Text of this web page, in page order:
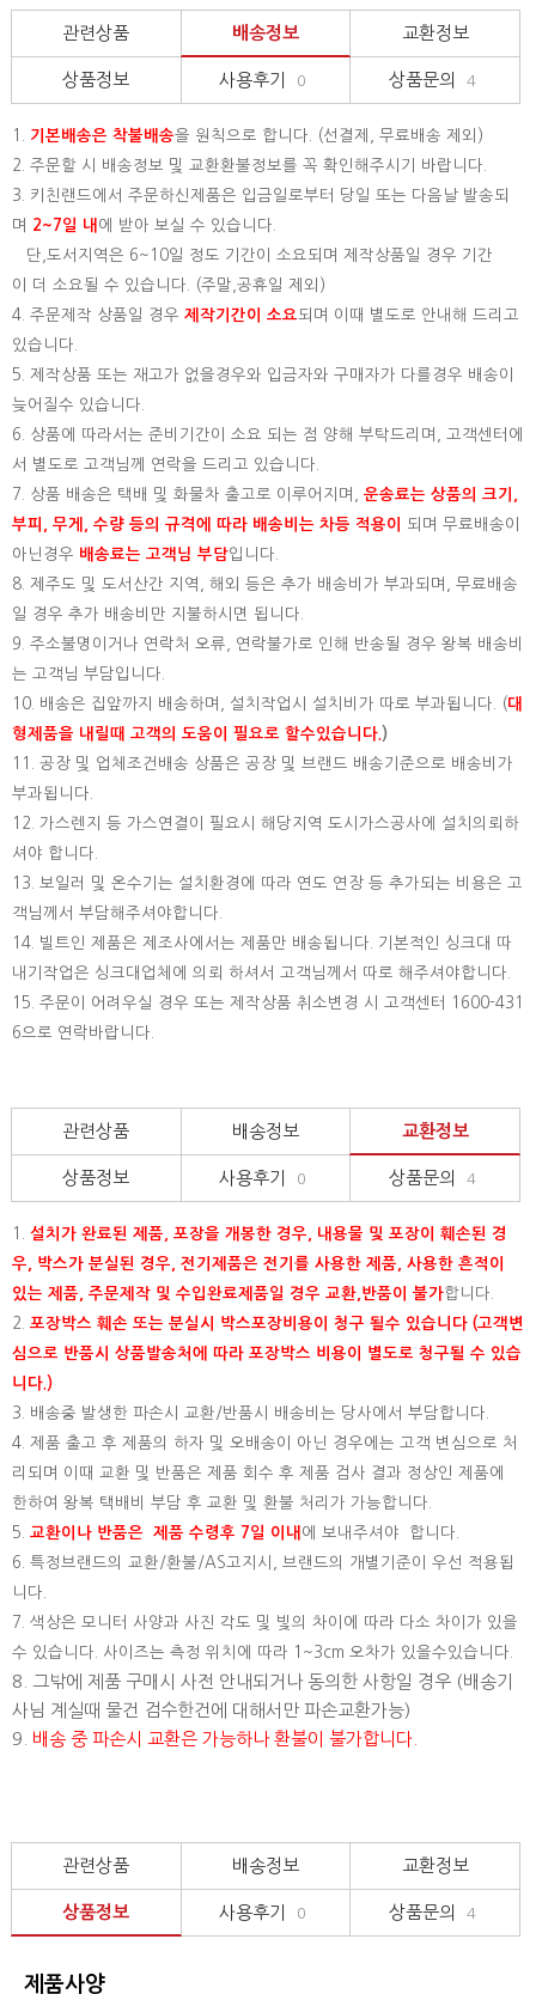
관련상품 배송정보 교환정보
상품정보 사용후기 0 상품문의 4
1. 기본배송은 착불배송을 원칙으로 합니다. (선결제, 무료배송 제외)
2. 주문할 시 배송정보 및 교환환불정보를 꼭 확인해주시기 바랍니다.
3. 키친랜드에서 주문하신제품은 입금일로부터 당일 또는 다음날 발송되
며
2~7일 내 에 받아 보실 수 있습니다.
단,도서지역은 6~10일 정도 기간이 소요되며 제작상품일 경우 기간
이 더 소요될 수 있습니다. (주말,공휴일 제외)
4. 주문제작 상품일 경우 제작기간이 소요되며 이때 별도로 안내해 드리고
있습니다.
5. 제작상품 또는 재고가 없을경우와 입금자와 구매자가 다를경우 배송이
늦어질수 있습니다.
6. 상품에 따라서는 준비기간이 소요 되는 점 양해 부탁드리며, 고객센터에
서 별도로 고객님께 연락을 드리고 있습니다.
7. 상품 배송은 택배 및 화물차 출고로 이루어지며, 운송료는 상품의 크기,
부피, 무게, 수량 등의 규격에 따라 배송비는 차등 적용이
되며 무료배송이
아닌경우 배송료는 고객님 부담입니다.
8. 제주도 및 도서산간 지역, 해외 등은 추가 배송비가 부과되며, 무료배송
일 경우 추가 배송비만 지불하시면 됩니다.
9. 주소불명이거나 연락처 오류, 연락불가로 인해 반송될 경우 왕복 배송비
는 고객님 부담입니다.
10. 배송은 집앞까지 배송하며, 설치작업시 설치비가 따로 부과됩니다. (대
형제품을 내릴때 고객의 도움이 필요로 할수있습니다. )
11. 공장 및 업체조건배송 상품은 공장 및 브랜드 배송기준으로 배송비가
부과됩니다.
12. 가스렌지 등 가스연결이 필요시 해당지역 도시가스공사에 설치의뢰하
셔야 합니다.
13. 보일러 및 온수기는 설치환경에 따라 연도 연장 등 추가되는 비용은 고
객님께서 부담해주셔야합니다.
14. 빌트인 제품은 제조사에서는 제품만 배송됩니다. 기본적인 싱크대 따
내기작업은 싱크대업체에 의뢰 하셔서 고객님께서 따로 해주셔야합니다.
15. 주문이 어려우실 경우 또는 제작상품 취소변경 시 고객센터 1600-431
6으로 연락바랍니다.
관련상품 배송정보 교환정보
상품정보 사용후기 0 상품문의 4
1. 설치가 완료된 제품, 포장을 개봉한 경우, 내용물 및 포장이 훼손된 경
우, 박스가 분실된 경우, 전기제품은 전기를 사용한 제품, 사용한 흔적이
있는 제품, 주문제작 및 수입완료제품일 경우 교환,반품이 불가합니다.
2. 포장박스 훼손 또는 분실시 박스포장비용이 청구 될수 있습니다 (고객변
심으로 반품시 상품발송처에 따라 포장박스 비용이 별도로 청구될 수 있습
니다.)
3. 배송중 발생한 파손시 교환/반품시 배송비는 당사에서 부담합니다.
4. 제품 출고 후 제품의 하자 및 오배송이 아닌 경우에는 고객 변심으로 처
리되며 이때 교환 및 반품은 제품 회수 후 제품 검사 결과 정상인 제품에
한하여 왕복 택배비 부담 후 교환 및 환불 처리가 가능합니다.
5. 교환이나 반품은 제품 수령후 7일 이내 에 보내주셔야 합니다.
6. 특정브랜드의 교환/환불/AS고지시, 브랜드의 개별기준이 우선 적용됩
니다.
7. 색상은 모니터 사양과 사진 각도 및 빛의 차이에 따라 다소 차이가 있을
수 있습니다. 사이즈는 측정 위치에 따라 1~3cm 오차가 있을수있습니다.
8. 그밖에 제품 구매시 사전 안내되거나 동의한 사항일 경우 (배송기
사님 계실때 물건 검수한건에 대해서만 파손교환가능)
9. 배송 중 파손시 교환은 가능하나 환불이 불가합니다.
관련상품 배송정보 교환정보
상품정보 사용후기 0 상품문의 4
제품사양